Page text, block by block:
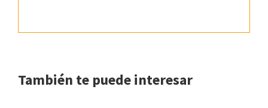
También te puede interesar